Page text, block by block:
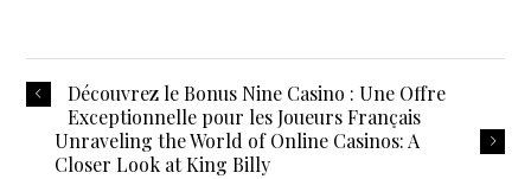
Découvrez le Bonus Nine Casino : Une Offre
Exceptionnelle pour les Joueurs Français
Unraveling the World of Online Casinos: A
Closer Look at King Billy